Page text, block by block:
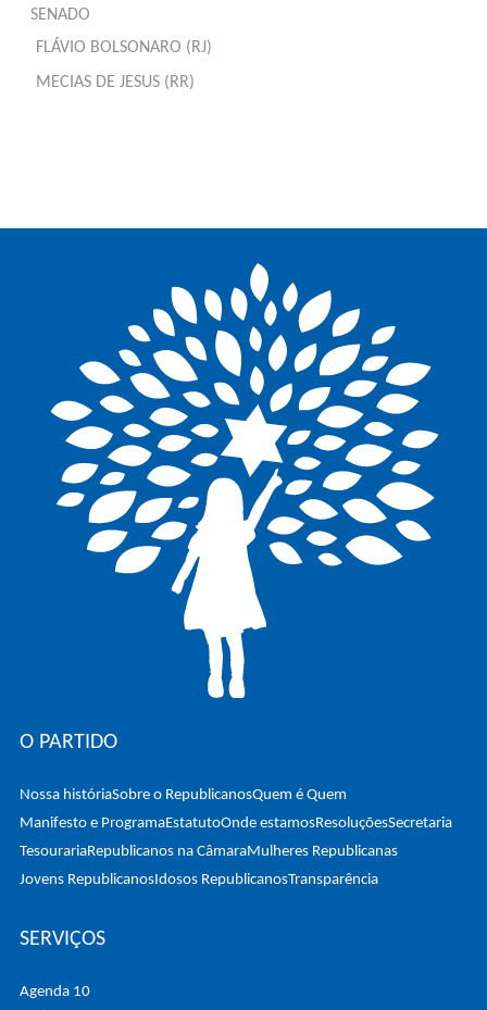
SENADO
FLÁVIO BOLSONARO (RJ)
MECIAS DE JESUS (RR)
O PARTIDO
Nossa históriaSobre o RepublicanosQuem é Quem
Manifesto e ProgramaEstatutoOnde estamosResoluçõesSecretaria
TesourariaRepublicanos na CâmaraMulheres Republicanas
Jovens RepublicanosIdosos RepublicanosTransparência
SERVIÇOS
Agenda 10